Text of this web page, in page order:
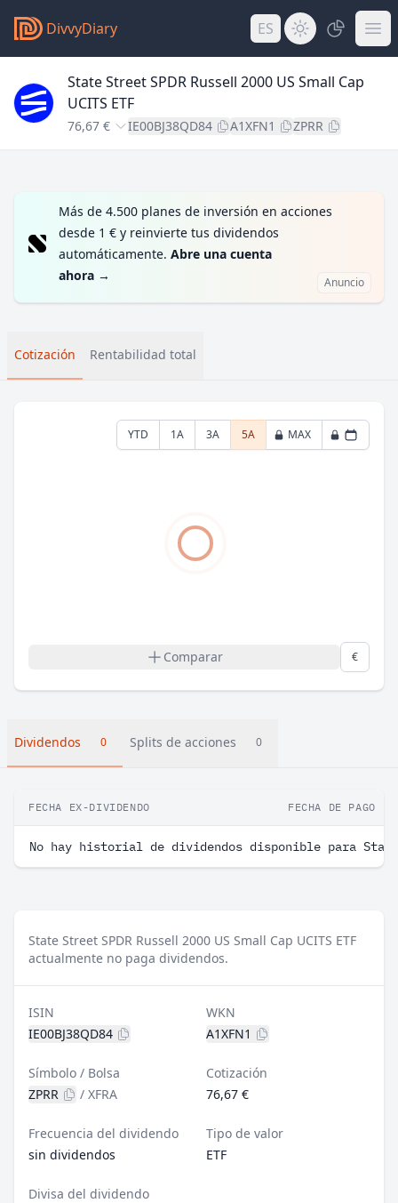
DivvyDiary ES
State Street SPDR Russell 2000 US Small Cap
UCITS ETF
76,67 € IE00BJ38QD84 A1XFN1 ZPRR
Más de 4.500 planes de inversión en acciones
desde 1 € y reinvierte tus dividendos
automáticamente. Abre una cuenta
ahora → Anuncio
Cotización Rentabilidad total
YTD 1A 3A 5A MAX
Comparar €
Dividendos 0 Splits de acciones 0
FECHA EX-DIVIDENDO FECHA DE PAGO
No hay historial de dividendos disponible para State
State Street SPDR Russell 2000 US Small Cap UCITS ETF
actualmente no paga dividendos.
ISIN
IE00BJ38QD84
WKN
A1XFN1
Símbolo / Bolsa
ZPRR
/ XFRA
Cotización
76,67 €
Frecuencia del dividendo
sin dividendos
Tipo de valor
ETF
Divisa del dividendo